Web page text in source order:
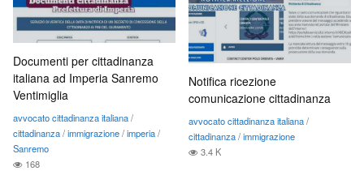
Documenti per cittadinanza
italiana ad Imperia Sanremo
Ventimiglia
avvocato cittadinanza italiana/
cittadinanza/immigrazione/imperia/
Sanremo
168
Notifica ricezione
comunicazione cittadinanza
avvocato cittadinanza italiana/
cittadinanza/immigrazione
3.4 K